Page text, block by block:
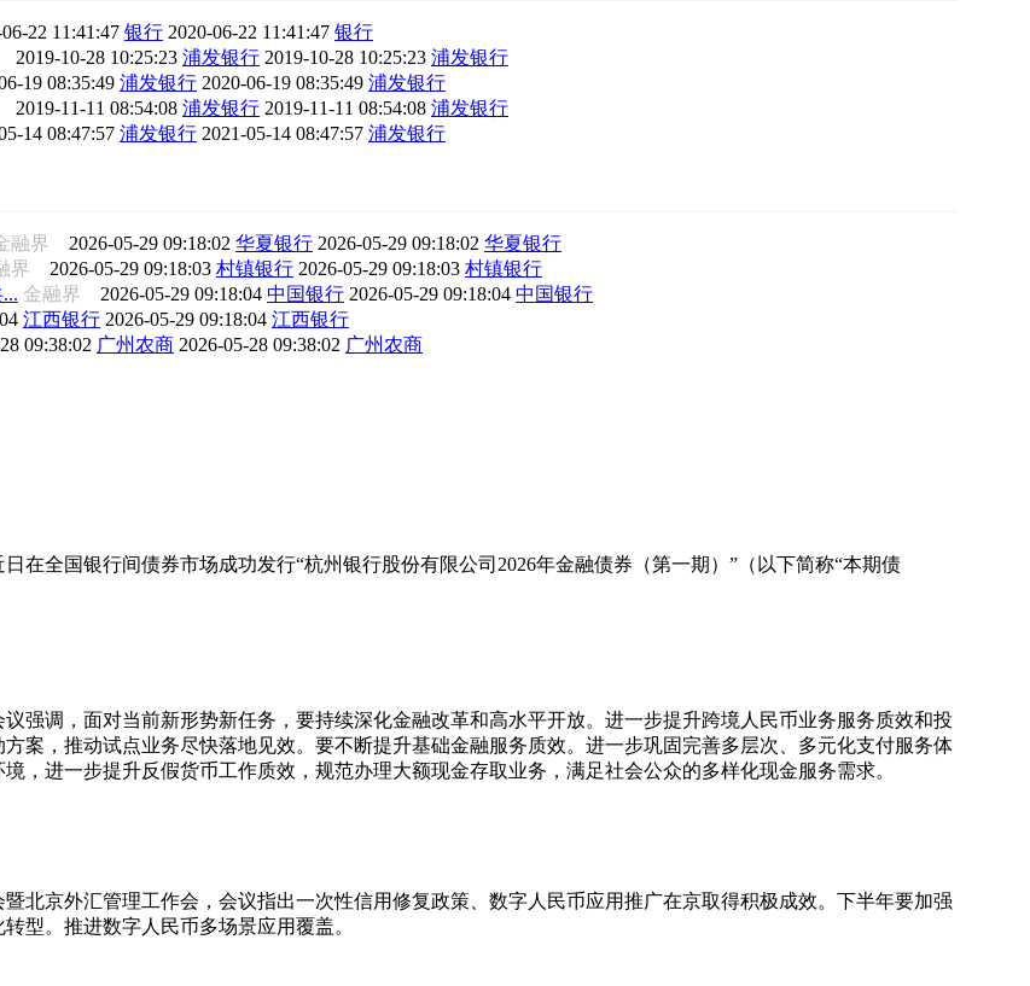
22 11:41:47 银行 2020-06-22 11:41:47 银行
2019-10-28 10:25:23 浦发银行 2019-10-28 10:25:23 浦发银行
19 08:35:49 浦发银行 2020-06-19 08:35:49 浦发银行
2019-11-11 08:54:08 浦发银行 2019-11-11 08:54:08 浦发银行
14 08:47:57 浦发银行 2021-05-14 08:47:57 浦发银行
融界 2026-05-29 09:18:02 华夏银行 2026-05-29 09:18:02 华夏银行
界 2026-05-29 09:18:03 村镇银行 2026-05-29 09:18:03 村镇银行
金融界 2026-05-29 09:18:04 中国银行 2026-05-29 09:18:04 中国银行
江西银行 2026-05-29 09:18:04 江西银行
09:38:02 广州农商 2026-05-28 09:38:02 广州农商
在全国银行间债券市场成功发行“杭州银行股份有限公司2026年金融债券（第一期）”（以下简称“本期债
强调，面对当前新形势新任务，要持续深化金融改革和高水平开放。进一步提升跨境人民币业务服务质效和投
案，推动试点业务尽快落地见效。要不断提升基础金融服务质效。进一步巩固完善多层次、多元化支付服务体
，进一步提升反假货币工作质效，规范办理大额现金存取业务，满足社会公众的多样化现金服务需求。
北京外汇管理工作会，会议指出一次性信用修复政策、数字人民币应用推广在京取得积极成效。下半年要加强
型。推进数字人民币多场景应用覆盖。